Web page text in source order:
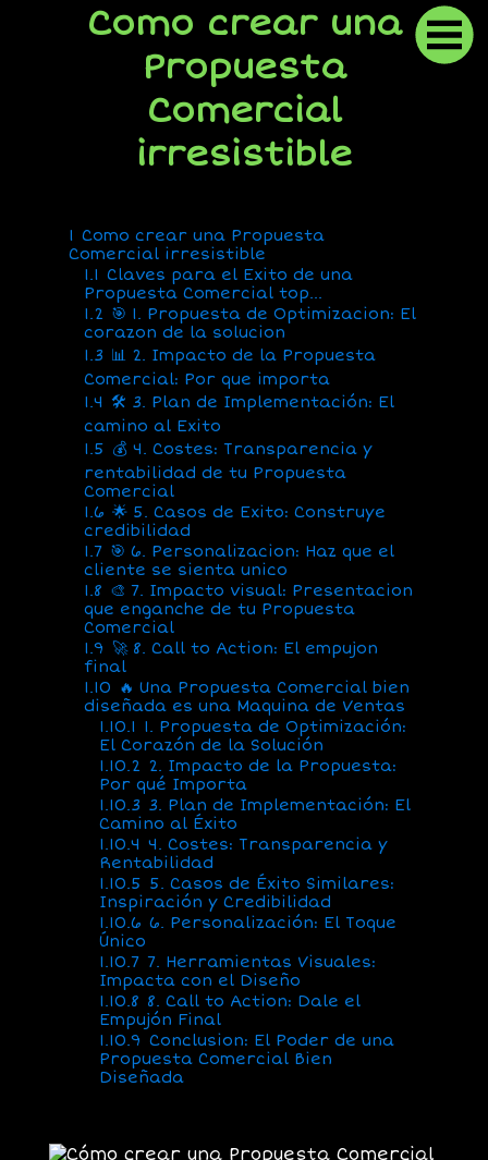
Como crear una
Propuesta
Comercial
irresistible
1 Como crear una Propuesta
Comercial irresistible
1.1 Claves para el Exito de una
Propuesta Comercial top…
1.2 🎯 1. Propuesta de Optimizacion: El
corazon de la solucion
1.3 📊 2. Impacto de la Propuesta
Comercial: Por que importa
1.4 🛠 3. Plan de Implementación: El
camino al Exito
1.5 💰 4. Costes: Transparencia y
rentabilidad de tu Propuesta
Comercial
1.6 🌟 5. Casos de Exito: Construye
credibilidad
1.7 🎯 6. Personalizacion: Haz que el
cliente se sienta unico
1.8 🎨 7. Impacto visual: Presentacion
que enganche de tu Propuesta
Comercial
1.9 🚀 8. Call to Action: El empujon
final
1.10 🔥 Una Propuesta Comercial bien
diseñada es una Maquina de Ventas
1.10.1 1. Propuesta de Optimización:
El Corazón de la Solución
1.10.2 2. Impacto de la Propuesta:
Por qué Importa
1.10.3 3. Plan de Implementación: El
Camino al Éxito
1.10.4 4. Costes: Transparencia y
Rentabilidad
1.10.5 5. Casos de Éxito Similares:
Inspiración y Credibilidad
1.10.6 6. Personalización: El Toque
Único
1.10.7 7. Herramientas Visuales:
Impacta con el Diseño
1.10.8 8. Call to Action: Dale el
Empujón Final
1.10.9 Conclusion: El Poder de una
Propuesta Comercial Bien
Diseñada